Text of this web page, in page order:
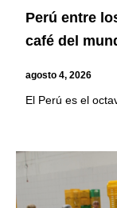
Perú entre
café del
agosto 4, 2026
El Perú es el